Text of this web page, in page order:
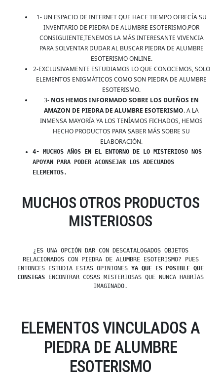
1- UN ESPACIO DE INTERNET QUE HACE TIEMPO OFRECÍA SU
INVENTARIO DE PIEDRA DE ALUMBRE ESOTERISMO.POR
CONSIGUIENTE,TENEMOS LA MÁS INTERESANTE VIVENCIA
PARA SOLVENTAR DUDAR AL BUSCAR PIEDRA DE ALUMBRE
ESOTERISMO ONLINE.
2-EXCLUSIVAMENTE ESTUDIAMOS LO QUE CONOCEMOS, SOLO
ELEMENTOS ENIGMÁTICOS COMO SON PIEDRA DE ALUMBRE
ESOTERISMO.
3- NOS HEMOS INFORMADO SOBRE LOS DUEÑOS EN
AMAZON DE PIEDRA DE ALUMBRE ESOTERISMO. A LA
INMENSA MAYORÍA YA LOS TENÍAMOS FICHADOS, HEMOS
HECHO PRODUCTOS PARA SABER MÁS SOBRE SU
ELABORACIÓN.
4- MUCHOS AÑOS EN EL ENTORNO DE LO MISTERIOSO NOS
APOYAN PARA PODER ACONSEJAR LOS ADECUADOS
ELEMENTOS.
MUCHOS OTROS PRODUCTOS
MISTERIOSOS
¿ES UNA OPCIÓN DAR CON DESCATALOGADOS OBJETOS
RELACIONADOS CON PIEDRA DE ALUMBRE ESOTERISMO? PUES
ENTONCES ESTUDIA ESTAS OPINIONES YA QUE ES POSIBLE QUE
CONSIGAS ENCONTRAR COSAS MISTERIOSAS QUE NUNCA HABRÍAS
IMAGINADO.
ELEMENTOS VINCULADOS A
PIEDRA DE ALUMBRE
ESOTERISMO